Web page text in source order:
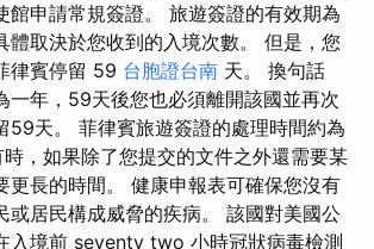
館申請常規簽證。 旅遊簽證的有效期為
體取決於您收到的入境次數。 但是，您
律賓停留 59 台胞證台南 天。 換句話
一年，59天後您也必須離開該國並再次
59天。 菲律賓旅遊簽證的處理時間約為
，如果除了您提交的文件之外還需要某
更長的時間。 健康申報表可確保您沒有
或居民構成威脅的疾病。 該國對美國公
入境前 seventy two 小時冠狀病毒檢測